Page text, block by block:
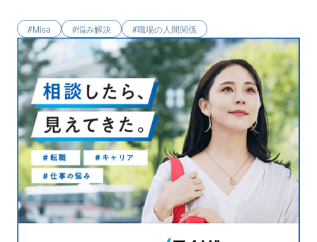
Misa 悩み解決 職場の人間関係